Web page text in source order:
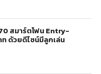
สมาร์ตโฟน Entry-
ท ด้วยดีไซน์มีลูกเล่น